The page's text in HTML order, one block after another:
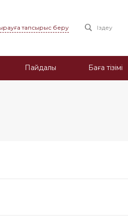
тапсырыс беру Іздеу
Пайдалы Баға тізімі